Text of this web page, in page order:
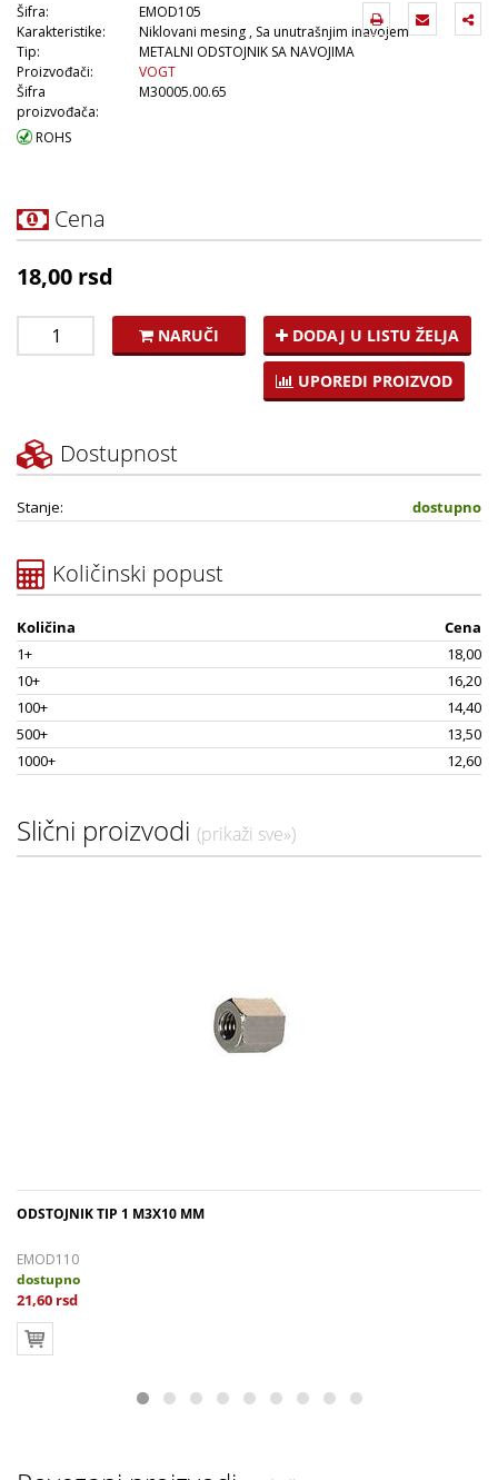
Šifra:
EMOD105
Karakteristike:
Niklovani mesing , Sa unutrašnjim inavojem
Tip:
METALNI ODSTOJNIK SA NAVOJIMA
Proizvođači:
VOGT
Šifra
proizvođača:
M30005.00.65
ROHS
Cena
18,00 rsd
NARUČI DODAJ U LISTU ŽELJA
UPOREDI PROIZVOD
Dostupnost
Stanje: dostupno
Količinski popust
Količina
Cena
1+
18,00
10+
16,20
100+
14,40
500+
13,50
1000+
12,60
Slični proizvodi (prikaži sve»)
ODSTOJNIK TIP 1 M3X10 MM
EMOD110
dostupno
21,60 rsd